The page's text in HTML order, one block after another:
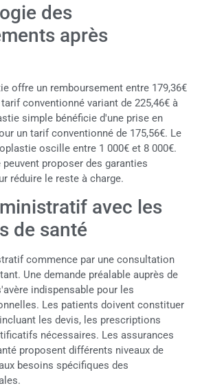
des
après
offre un remboursement entre 179,36€
conventionné variant de 225,46€ à
simple bénéficie d'une prise en
un tarif conventionné de 175,56€. Le
oscille entre 1 000€ et 8 000€.
proposer des garanties
réduire le reste à charge.
avec les
de santé
commence par une consultation
Une demande préalable auprès de
indispensable pour les
Les patients doivent constituer
les devis, les prescriptions
nécessaires. Les assurances
proposent différents niveaux de
besoins spécifiques des